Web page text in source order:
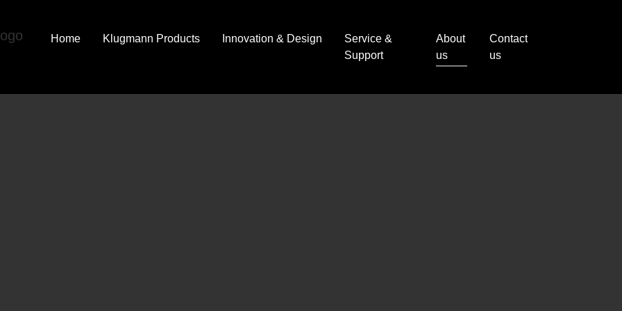
Home Klugmann Products Innovation & Design
Service &
Support
About
us(current)
Contact
us